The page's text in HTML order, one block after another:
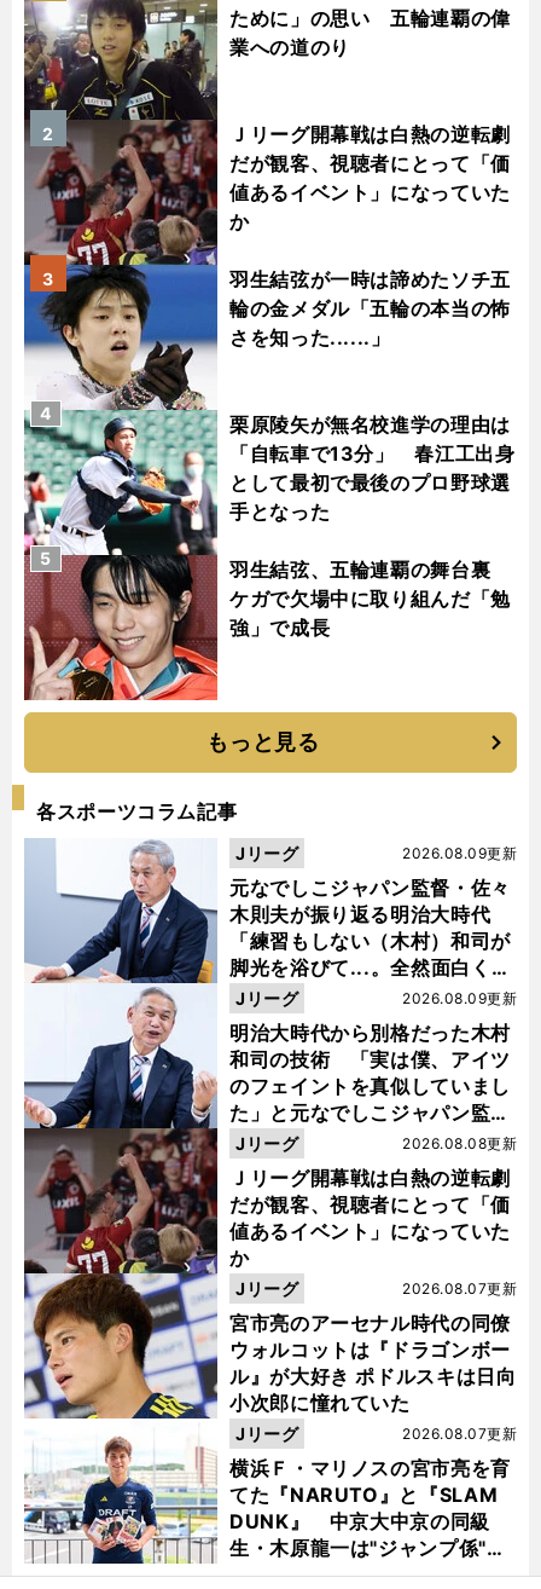
ために」の思い 五輪連覇の偉
業への道のり
Ｊリーグ開幕戦は白熱の逆転劇
だが観客、視聴者にとって「価
値あるイベント」になっていた
か
2
羽生結弦が一時は諦めたソチ五
輪の金メダル「五輪の本当の怖
さを知った......」
3
栗原陵矢が無名校進学の理由は
「自転車で13分」 春江工出身
として最初で最後のプロ野球選
手となった
4
羽生結弦、五輪連覇の舞台裏
ケガで欠場中に取り組んだ「勉
強」で成長
5
もっと見る
各スポーツコラム記事
元なでしこジャパン監督・佐々
木則夫が振り返る明治大時代
「練習もしない（木村）和司が
脚光を浴びて...。全然面白くな
い４年間でした」
2026.08.09更新
Jリーグ
明治大時代から別格だった木村
和司の技術 「実は僕、アイツ
のフェイントを真似していまし
た」と元なでしこジャパン監
督・佐々木則夫
2026.08.09更新
Jリーグ
Ｊリーグ開幕戦は白熱の逆転劇
だが観客、視聴者にとって「価
値あるイベント」になっていた
か
2026.08.08更新
Jリーグ
宮市亮のアーセナル時代の同僚
ウォルコットは『ドラゴンボー
ル』が大好き ポドルスキは日向
小次郎に憧れていた
2026.08.07更新
Jリーグ
横浜Ｆ・マリノスの宮市亮を育
てた『NARUTO』と『SLAM
DUNK』 中京大中京の同級
生・木原龍一は"ジャンプ係"だ
った
2026.08.07更新
Jリーグ